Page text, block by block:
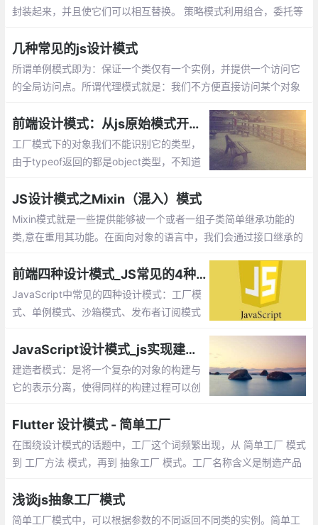
封装起来，并且使它们可以相互替换。 策略模式利用组合，委托等
闭原则，使代码更容易理解和扩展， 策略模式中的代码可以复用。
几种常见的js设计模式
所谓单例模式即为：保证一个类仅有一个实例，并提供一个访问它
的全局访问点。所谓代理模式就是：我们不方便直接访问某个对象
我们实际上访问的是代理对象。
前端设计模式：从js原始模式开始，去理解Js工厂模式和构造函数模式
工厂模式下的对象我们不能识别它的类型，
由于typeof返回的都是object类型，不知道
创建一个独立的person的对象，会造成代码
臃肿的情况。
JS设计模式之Mixin（混入）模式
Mixin模式就是一些提供能够被一个或者一组子类简单继承功能的
类,意在重用其功能。在面向对象的语言中，我们会通过接口继承的
前端四种设计模式_JS常见的4种模式
JavaScript中常见的四种设计模式：工厂模
式、单例模式、沙箱模式、发布者订阅模式
JavaScript设计模式_js实现建造者模式
建造者模式：是将一个复杂的对象的构建与
它的表示分离，使得同样的构建过程可以创
个类的模式，而建造者模式则是将各种产品
集中起来进行管理，用来创建复合对象
Flutter 设计模式 - 简单工厂
在围绕设计模式的话题中，工厂这个词频繁出现，从 简单工厂 模式
到 工厂方法 模式，再到 抽象工厂 模式。工厂名称含义是制造产品
建型模式
浅谈js抽象工厂模式
简单工厂模式中，可以根据参数的不同返回不同类的实例。简单工